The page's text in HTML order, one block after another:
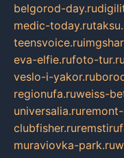
belgorod-day.ru
medic-today.ru
teensvoice.ru
eva-elfie.rufoto-tur.ru
veslo-i-yakor.ru
regionufa.ruweiss-
universalia.ru
clubfisher.ru
muraviovka-park.ru